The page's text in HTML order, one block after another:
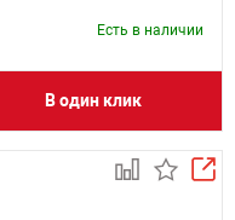
Есть в наличии
В один клик